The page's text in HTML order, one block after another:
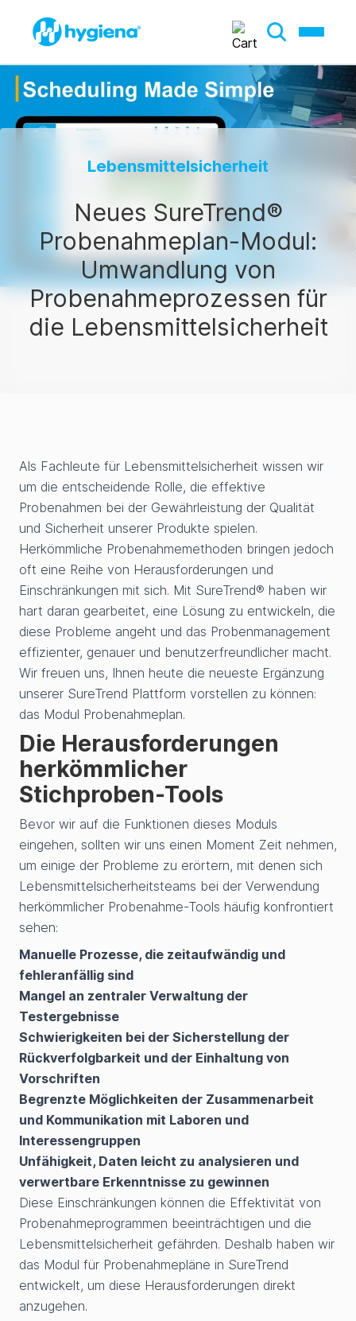
Lebensmittelsicherheit
Neues SureTrend®
Probenahmeplan-Modul:
Umwandlung von
Probenahmeprozessen für
die Lebensmittelsicherheit
Als Fachleute für Lebensmittelsicherheit wissen wir
um die entscheidende Rolle, die effektive
Probenahmen bei der Gewährleistung der Qualität
und Sicherheit unserer Produkte spielen.
Herkömmliche Probenahmemethoden bringen jedoch
oft eine Reihe von Herausforderungen und
Einschränkungen mit sich. Mit SureTrend® haben wir
hart daran gearbeitet, eine Lösung zu entwickeln, die
diese Probleme angeht und das Probenmanagement
effizienter, genauer und benutzerfreundlicher macht.
Wir freuen uns, Ihnen heute die neueste Ergänzung
unserer SureTrend Plattform vorstellen zu können:
das Modul Probenahmeplan.
Die Herausforderungen
herkömmlicher
Stichproben-Tools
Bevor wir auf die Funktionen dieses Moduls
eingehen, sollten wir uns einen Moment Zeit nehmen,
um einige der Probleme zu erörtern, mit denen sich
Lebensmittelsicherheitsteams bei der Verwendung
herkömmlicher Probenahme-Tools häufig konfrontiert
sehen:
Manuelle Prozesse, die zeitaufwändig und
fehleranfällig sind
Mangel an zentraler Verwaltung der
Testergebnisse
Schwierigkeiten bei der Sicherstellung der
Rückverfolgbarkeit und der Einhaltung von
Vorschriften
Begrenzte Möglichkeiten der Zusammenarbeit
und Kommunikation mit Laboren und
Interessengruppen
Unfähigkeit, Daten leicht zu analysieren und
verwertbare Erkenntnisse zu gewinnen
Diese Einschränkungen können die Effektivität von
Probenahmeprogrammen beeinträchtigen und die
Lebensmittelsicherheit gefährden. Deshalb haben wir
das Modul für Probenahmepläne in SureTrend
entwickelt, um diese Herausforderungen direkt
anzugehen.